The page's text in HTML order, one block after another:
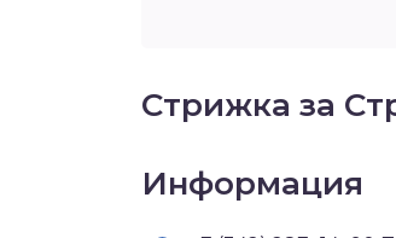
Стрижка за
Информация